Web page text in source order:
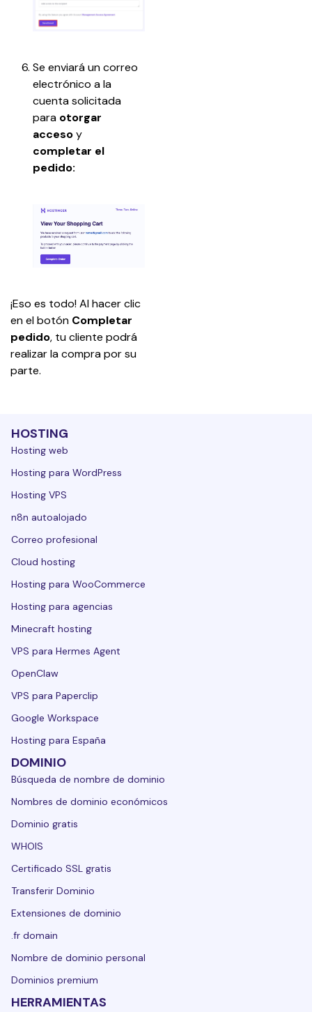
Se enviará un correo
electrónico a la
cuenta solicitada
para otorgar
acceso y
completar el
pedido:
¡Eso es todo! Al hacer clic
en el botón Completar
pedido, tu cliente podrá
realizar la compra por su
parte.
HOSTING
Hosting web
Hosting para WordPress
Hosting VPS
n8n autoalojado
Correo profesional
Cloud hosting
Hosting para WooCommerce
Hosting para agencias
Minecraft hosting
VPS para Hermes Agent
OpenClaw
VPS para Paperclip
Google Workspace
Hosting para España
DOMINIO
Búsqueda de nombre de dominio
Nombres de dominio económicos
Dominio gratis
WHOIS
Certificado SSL gratis
Transferir Dominio
Extensiones de dominio
.fr domain
Nombre de dominio personal
Dominios premium
HERRAMIENTAS